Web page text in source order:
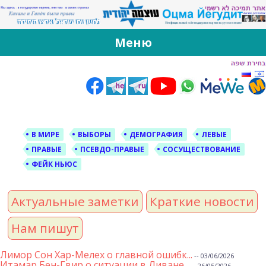
За Оцма Йегудит
עוצמה יהודית ברוסית ובעברית
Меню
В МИРЕ ВЫБОРЫ ДЕМОГРАФИЯ
ЛЕВЫЕ
ПРАВЫЕ
ПСЕВДО-ПРАВЫЕ
СОСУЩЕСТВОВАНИЕ
ФЕЙК НЬЮС
Актуальные заметки
Краткие новости
Нам пишут
Лимор Сон Хар-Мелех о главной ошибк... -- 03/06/2026